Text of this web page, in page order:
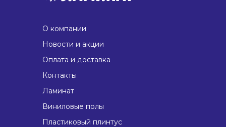
О компании
Новости и акции
Оплата и доставка
Контакты
Ламинат
Виниловые полы
Пластиковый плинтус